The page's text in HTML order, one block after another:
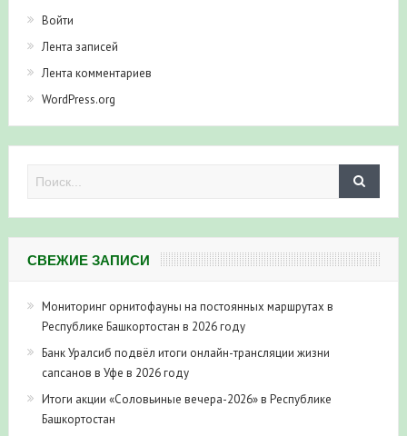
Войти
Лента записей
Лента комментариев
WordPress.org
СВЕЖИЕ ЗАПИСИ
Мониторинг орнитофауны на постоянных маршрутах в
Республике Башкортостан в 2026 году
Банк Уралсиб подвёл итоги онлайн-трансляции жизни
сапсанов в Уфе в 2026 году
Итоги акции «Соловьиные вечера-2026» в Республике
Башкортостан